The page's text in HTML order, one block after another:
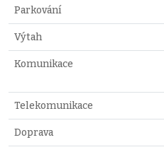
Parkování
Výtah
Komunikace
Telekomunikace
Doprava